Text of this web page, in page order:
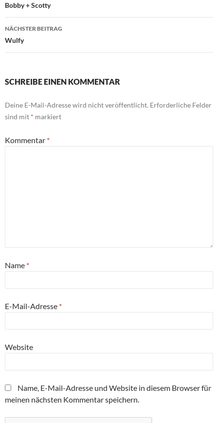
Bobby + Scotty
NÄCHSTER BEITRAG
Wulfy
SCHREIBE EINEN KOMMENTAR
Deine E-Mail-Adresse wird nicht veröffentlicht. Erforderliche Felder
sind mit * markiert
Kommentar *
Name *
E-Mail-Adresse *
Website
Name, E-Mail-Adresse und Website in diesem Browser für
meinen nächsten Kommentar speichern.